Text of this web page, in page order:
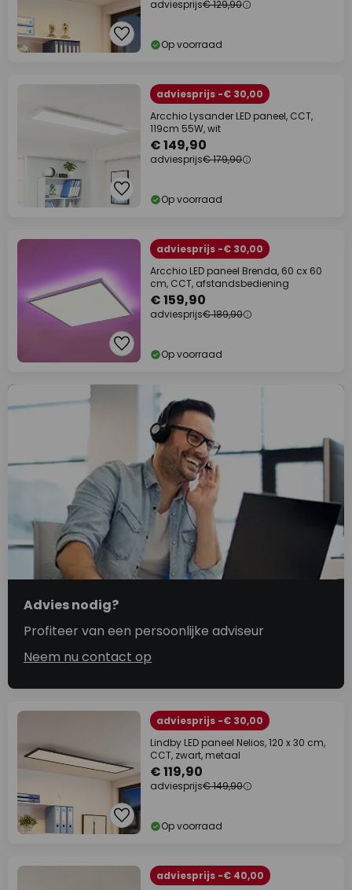
adviesprijs€ 129,90
Op voorraad
adviesprijs -€ 30,00
Arcchio Lysander LED paneel, CCT,
119cm 55W, wit
€ 149,90
adviesprijs€ 179,90
Op voorraad
adviesprijs -€ 30,00
Arcchio LED paneel Brenda, 60 cx 60
cm, CCT, afstandsbediening
€ 159,90
adviesprijs€ 189,90
Op voorraad
Advies nodig?
Profiteer van een persoonlijke adviseur
Neem nu contact op
adviesprijs -€ 30,00
Lindby LED paneel Nelios, 120 x 30 cm,
CCT, zwart, metaal
€ 119,90
adviesprijs€ 149,90
Op voorraad
adviesprijs -€ 40,00